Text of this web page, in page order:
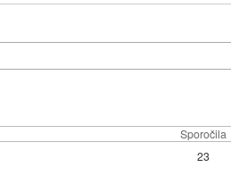
Sporočila
23